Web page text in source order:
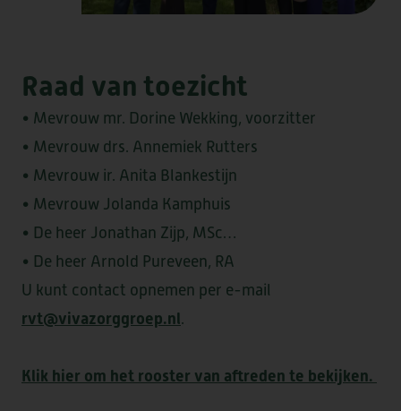
HUIS TER WIJCK
LOMMERLUST
BOOGAERT DE SANTMARK
HEEMSWIJK
WESTERHEEM
Raad van toezicht
• Mevrouw mr. Dorine Wekking, voorzitter
• Mevrouw drs. Annemiek Rutters
• Mevrouw ir. Anita Blankestijn
• Mevrouw Jolanda Kamphuis
• De heer Jonathan Zijp, MSc
• De heer Arnold Pureveen, RA
U kunt contact opnemen per e-mail
rvt@vivazorggroep.nl.
Klik hier om het rooster van aftreden te bekijken.